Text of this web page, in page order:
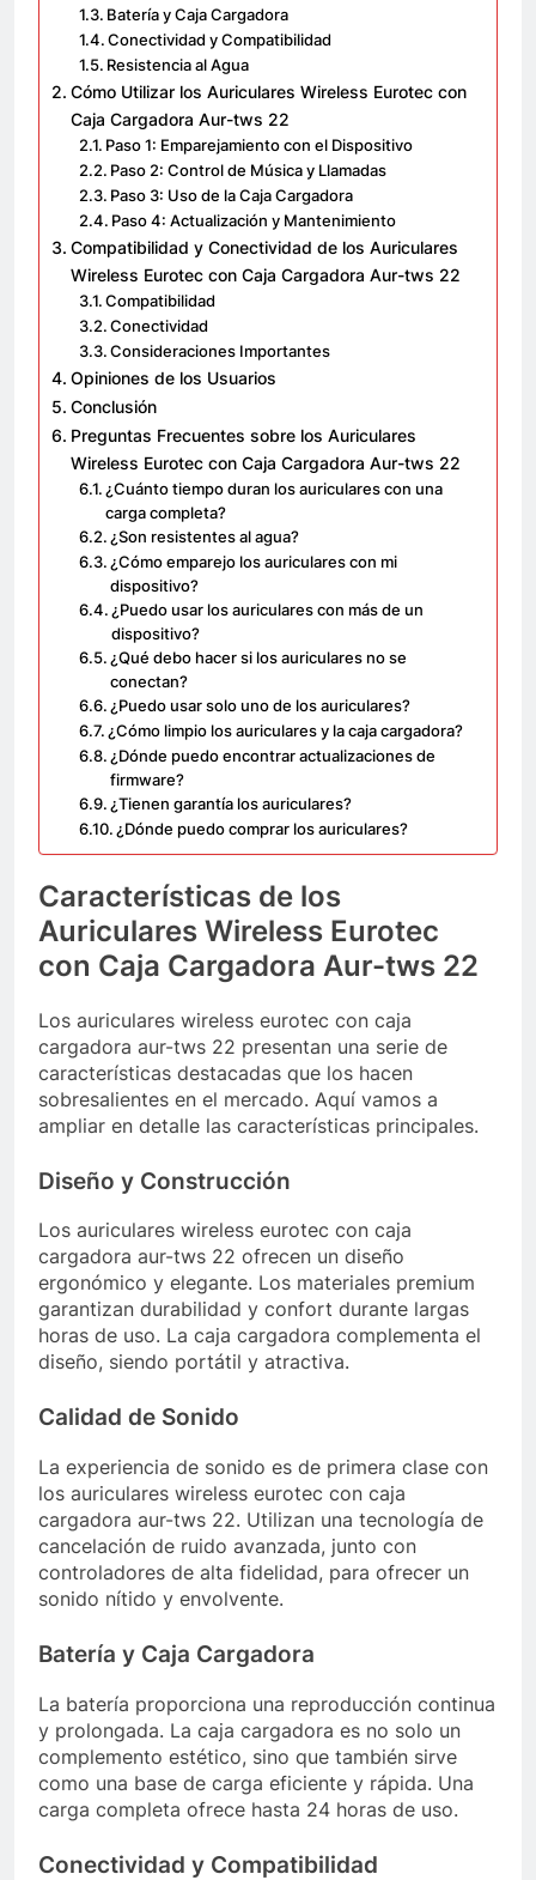
Batería y Caja Cargadora
Conectividad y Compatibilidad
Resistencia al Agua
Cómo Utilizar los Auriculares Wireless Eurotec con
Caja Cargadora Aur-tws 22
Paso 1: Emparejamiento con el Dispositivo
Paso 2: Control de Música y Llamadas
Paso 3: Uso de la Caja Cargadora
Paso 4: Actualización y Mantenimiento
Compatibilidad y Conectividad de los Auriculares
Wireless Eurotec con Caja Cargadora Aur-tws 22
Compatibilidad
Conectividad
Consideraciones Importantes
Opiniones de los Usuarios
Conclusión
Preguntas Frecuentes sobre los Auriculares
Wireless Eurotec con Caja Cargadora Aur-tws 22
¿Cuánto tiempo duran los auriculares con una
carga completa?
¿Son resistentes al agua?
¿Cómo emparejo los auriculares con mi
dispositivo?
¿Puedo usar los auriculares con más de un
dispositivo?
¿Qué debo hacer si los auriculares no se
conectan?
¿Puedo usar solo uno de los auriculares?
¿Cómo limpio los auriculares y la caja cargadora?
¿Dónde puedo encontrar actualizaciones de
firmware?
¿Tienen garantía los auriculares?
¿Dónde puedo comprar los auriculares?
Características de los
Auriculares Wireless Eurotec
con Caja Cargadora Aur-tws 22
Los auriculares wireless eurotec con caja
cargadora aur-tws 22 presentan una serie de
características destacadas que los hacen
sobresalientes en el mercado. Aquí vamos a
ampliar en detalle las características principales.
Diseño y Construcción
Los auriculares wireless eurotec con caja
cargadora aur-tws 22 ofrecen un diseño
ergonómico y elegante. Los materiales premium
garantizan durabilidad y confort durante largas
horas de uso. La caja cargadora complementa el
diseño, siendo portátil y atractiva.
Calidad de Sonido
La experiencia de sonido es de primera clase con
los auriculares wireless eurotec con caja
cargadora aur-tws 22. Utilizan una tecnología de
cancelación de ruido avanzada, junto con
controladores de alta fidelidad, para ofrecer un
sonido nítido y envolvente.
Batería y Caja Cargadora
La batería proporciona una reproducción continua
y prolongada. La caja cargadora es no solo un
complemento estético, sino que también sirve
como una base de carga eficiente y rápida. Una
carga completa ofrece hasta 24 horas de uso.
Conectividad y Compatibilidad